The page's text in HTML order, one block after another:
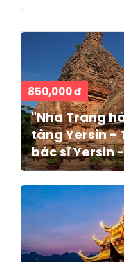
850,000 đ
"Nha Trang
tàng Yersin -
bác sĩ Yersin